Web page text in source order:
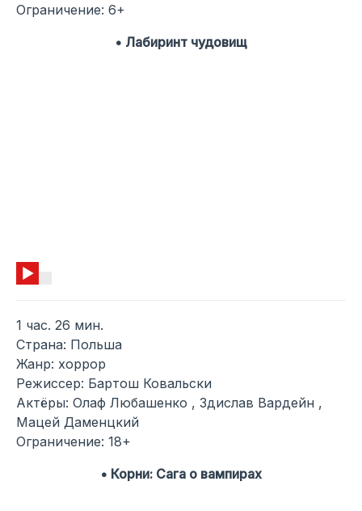
Ограничение: 6+
• Лабиринт чудовищ
1 час. 26 мин.
Страна: Польша
Жанр: хоррор
Режиссер: Бартош Ковальски
Актёры: Олаф Любашенко , Здислав Вардейн ,
Мацей Даменцкий
Ограничение: 18+
• Корни: Сага о вампирах